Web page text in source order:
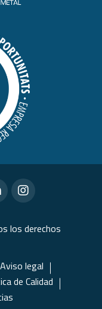
los derechos
Aviso legal
de Calidad